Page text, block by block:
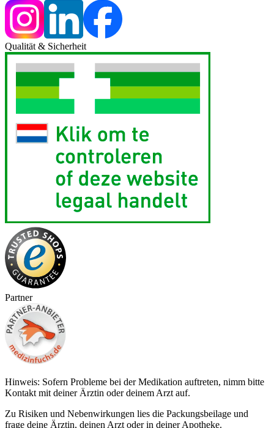
Qualität & Sicherheit
Partner
Hinweis: Sofern Probleme bei der Medikation auftreten, nimm bitte
Kontakt mit deiner Ärztin oder deinem Arzt auf.
Zu Risiken und Nebenwirkungen lies die Packungsbeilage und
frage deine Ärztin, deinen Arzt oder in deiner Apotheke.